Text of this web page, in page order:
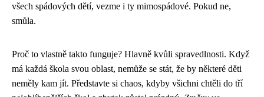
všech spádových dětí, vezme i ty mimospádové. Pokud ne,
smůla.
Proč to vlastně takto funguje? Hlavně kvůli spravedlnosti. Když
má každá škola svou oblast, nemůže se stát, že by některé děti
neměly kam jít. Představte si chaos, kdyby všichni chtěli do tří